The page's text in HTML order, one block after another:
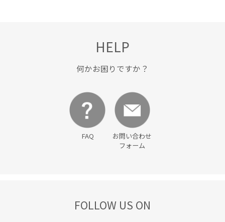
HELP
何かお困りですか？
FAQ
お問い合わせ
フォーム
FOLLOW US ON